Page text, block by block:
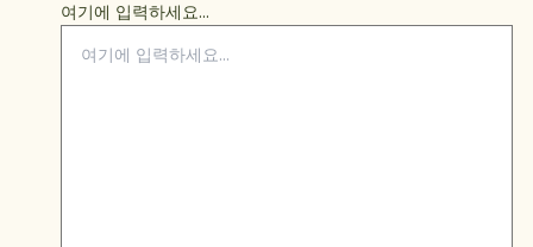
여기에 입력하세요...